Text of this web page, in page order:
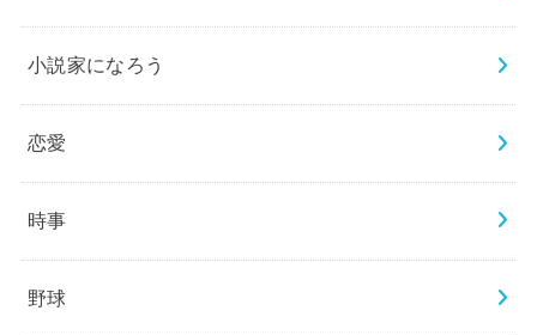
小説家になろう
恋愛
時事
野球